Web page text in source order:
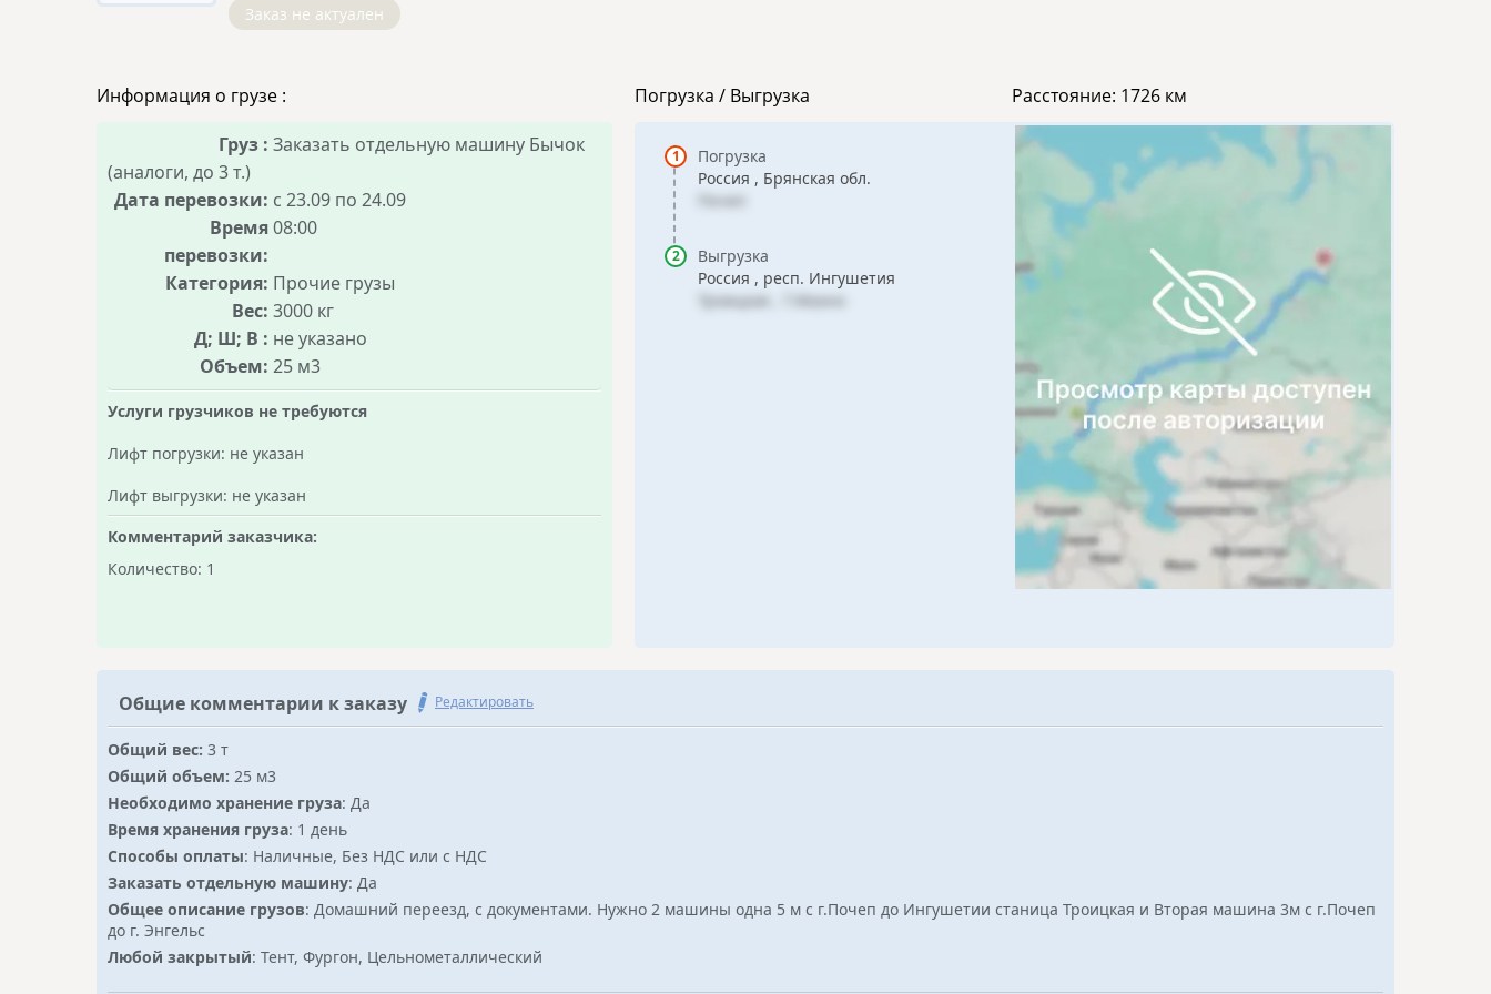
Заказ не актуален
Информация о грузе :
Груз : Заказать отдельную машину Бычок
(аналоги, до 3 т.)
Дата перевозки: с 23.09 по 24.09
Время
перевозки:
08:00
Категория: Прочие грузы
Вес: 3000 кг
Д; Ш; В : не указано
Объем: 25 м3
Услуги грузчиков не требуются
Лифт погрузки: не указан
Лифт выгрузки: не указан
Комментарий заказчика:
Количество: 1
Погрузка / Выгрузка
Погрузка
Россия , Брянская обл.
Почеп
Выгрузка
Россия , респ. Ингушетия
Троицкая , Т.Махно
Расстояние: 1726 км
Общие комментарии к заказу Редактировать
Общий вес: 3 т
Общий объем: 25 м3
Необходимо хранение груза: Да
Время хранения груза: 1 день
Способы оплаты: Наличные, Без НДС или с НДС
Заказать отдельную машину: Да
Общее описание грузов: Домашний переезд, с документами. Нужно 2 машины одна 5 м с г.Почеп до Ингушетии станица Троицкая и Вторая машина 3м с г.Почеп
до г. Энгельс
Любой закрытый: Тент, Фургон, Цельнометаллический